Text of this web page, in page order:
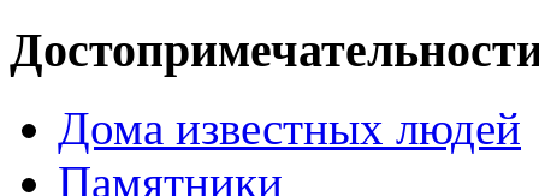
Дома известных людей
Памятники